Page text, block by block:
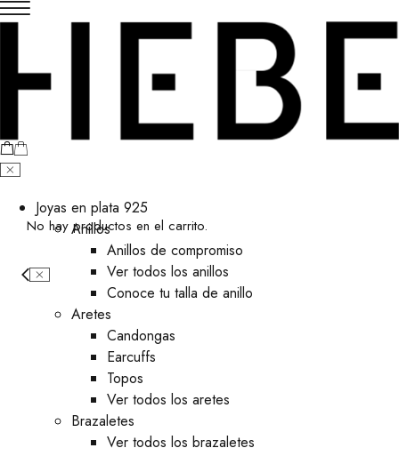
No hay productos en el carrito.
Joyas en plata 925
Anillos
Anillos de compromiso
Ver todos los anillos
Conoce tu talla de anillo
Aretes
⁠Candongas
Earcuffs
Topos
Ver todos los aretes
Brazaletes
Ver todos los brazaletes